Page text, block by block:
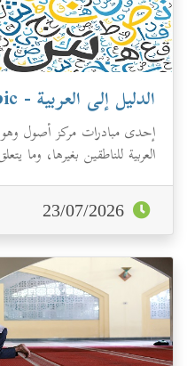
الدليل إلى العربية - Guidetoarabic
إحدى مبادرات مركز أصول
العربية للناطقين بغيرها، وما